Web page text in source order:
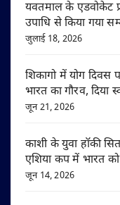
यवतमाल के एडवोकेट
उपाधि से किया गया
जुलाई 18, 2026
शिकागो में योग दिवस
भारत का गौरव, दिया
जून 21, 2026
काशी के युवा हॉकी
एशिया कप में भारत
जून 14, 2026